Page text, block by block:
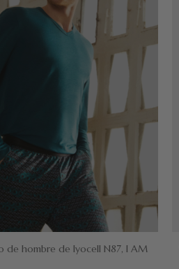
de hombre de lyocell N87, I AM